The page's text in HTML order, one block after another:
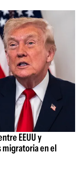
EEUU y
migratoria en el